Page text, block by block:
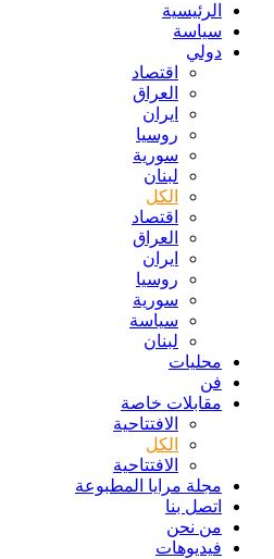
الرئيسية
سياسة
دولي
اقتصاد
العراق
ايران
روسيا
سورية
لبنان
الكل
اقتصاد
العراق
ايران
روسيا
سورية
سياسة
لبنان
محليات
فن
مقابلات خاصة
الافتتاحیة
الكل
الافتتاحیة
مجلة مرايا المطبوعة
اتصل بنا
من نحن
فيديوهات